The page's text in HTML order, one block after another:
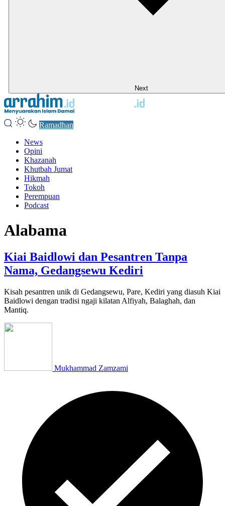
Next
Ramadhan
News
Opini
Khazanah
Khutbah Jumat
Hikmah
Tokoh
Perempuan
Podcast
Alabama
Kiai Baidlowi dan Pesantren Tanpa
Nama, Gedangsewu Kediri
Kisah pesantren unik di Gedangsewu, Pare, Kediri yang diasuh Kiai
Baidlowi dengan tradisi ngaji kilatan Alfiyah, Balaghah, dan
Mantiq.
Mukhammad Zamzami